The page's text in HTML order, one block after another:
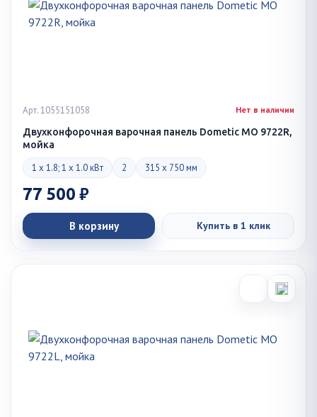
Арт. 1055151058 Нет в наличии
Двухконфорочная варочная панель Dometic MO 9722R,
мойка
1 x 1.8; 1 x 1.0 кВт 2 315 x 750 мм
77 500 ₽
В корзину Купить в 1 клик